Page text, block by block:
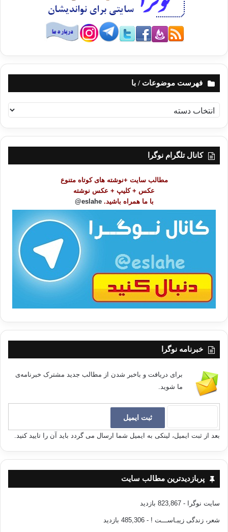
فهرست موضوعات / با
ه
ر
کانال تلگرام نوگرا
مطالب سایت +نوشته های کوتاه متنوع
عکس + کلیپ + عکس نوشته
با ما همراه باشید. eslahe@
خبرنامه نوگرا
برای دریافت و باخبر شدن از مطالب جدید مشترک خبرنامه‌ی
ما شوید.
بعد از ثبت ایمیل، لینکی به ایمیل شما ارسال می گردد باید آن را تایید کنید.
پربازدیدترین مطالب سایت
سایت نوگرا - 823,867 بازدید
شعر، زندگی زیبـاســـت ! - 485,306 بازدید